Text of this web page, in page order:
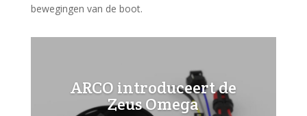
bewegingen van de boot.
ARCO introduceert de
Zeus Omega